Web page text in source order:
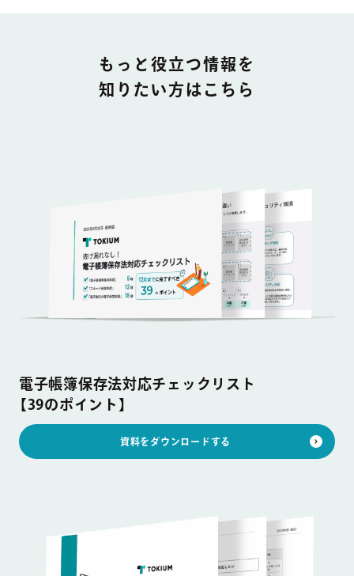
DOCUMENT
もっと役立つ情報を
知りたい方はこちら
電子帳簿保存法対応チェックリスト
【39のポイント】
資料をダウンロードする